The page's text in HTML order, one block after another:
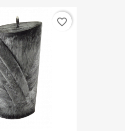
favorite_border